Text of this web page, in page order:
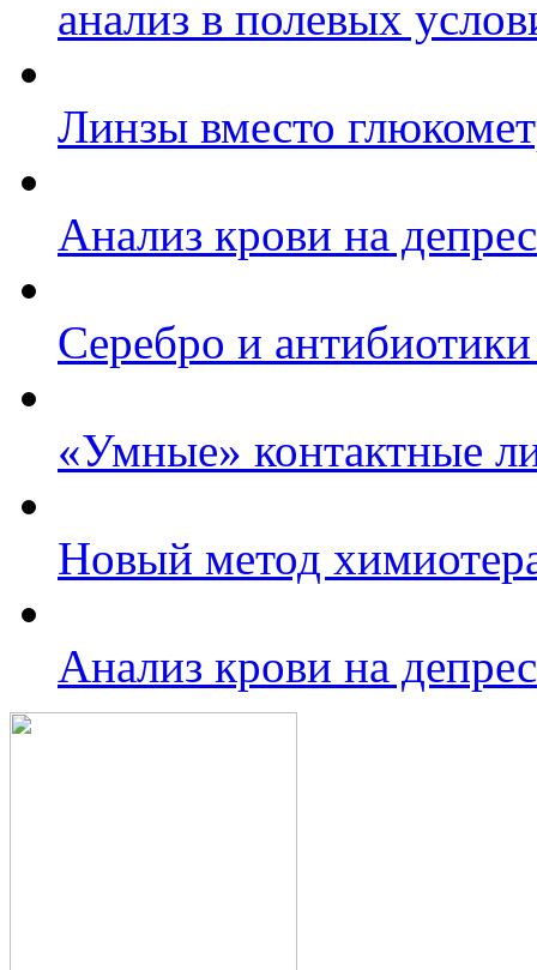
анализ в полевых
Линзы вместо
Анализ крови на
Серебро и
«Умные» контактные
Новый метод
Анализ крови на